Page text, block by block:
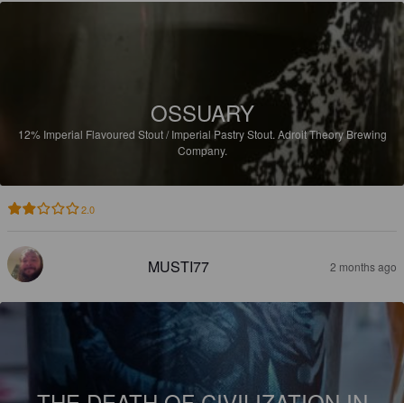
OSSUARY
12% Imperial Flavoured Stout / Imperial Pastry Stout. Adroit Theory Brewing
Company.
2.0
MUSTI77 2 months ago